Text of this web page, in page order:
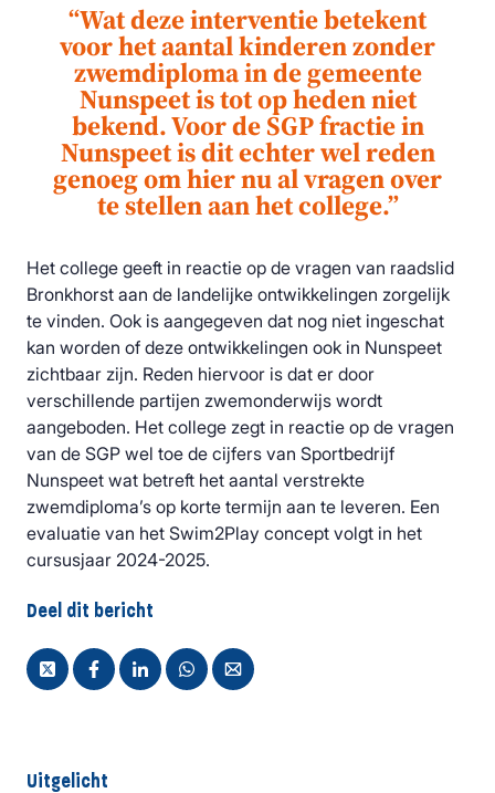
“Wat deze interventie betekent
voor het aantal kinderen zonder
zwemdiploma in de gemeente
Nunspeet is tot op heden niet
bekend. Voor de SGP fractie in
Nunspeet is dit echter wel reden
genoeg om hier nu al vragen over
te stellen aan het college.”
Het college geeft in reactie op de vragen van raadslid
Bronkhorst aan de landelijke ontwikkelingen zorgelijk
te vinden. Ook is aangegeven dat nog niet ingeschat
kan worden of deze ontwikkelingen ook in Nunspeet
zichtbaar zijn. Reden hiervoor is dat er door
verschillende partijen zwemonderwijs wordt
aangeboden. Het college zegt in reactie op de vragen
van de SGP wel toe de cijfers van Sportbedrijf
Nunspeet wat betreft het aantal verstrekte
zwemdiploma’s op korte termijn aan te leveren. Een
evaluatie van het Swim2Play concept volgt in het
cursusjaar 2024-2025.
Deel dit bericht
Uitgelicht